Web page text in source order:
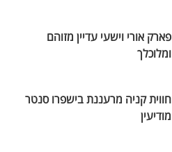
פארק אורי וישעי עדיין מזוהם
ומלוכלך
חווית קניה מרעננת בישפרו סנטר
מודיעין